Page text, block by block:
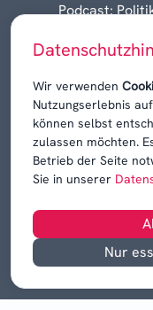
Wir verwenden
Nutzungserlebnis
können selbst
zulassen möchten.
Betrieb der Seite
Sie in unserer
Nur
Podcast:
Karrieren,